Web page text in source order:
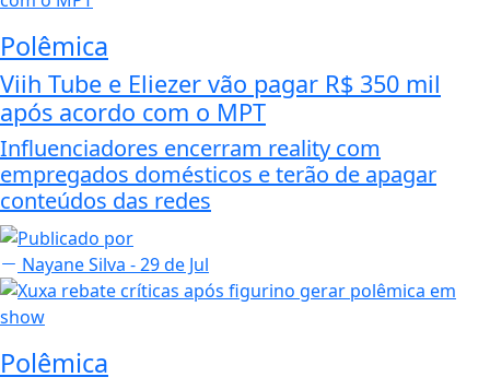
Polêmica
Viih Tube e Eliezer vão pagar R$ 350 mil
após acordo com o MPT
Influenciadores encerram reality com
empregados domésticos e terão de apagar
conteúdos das redes
Nayane Silva - 29 de Jul
Polêmica